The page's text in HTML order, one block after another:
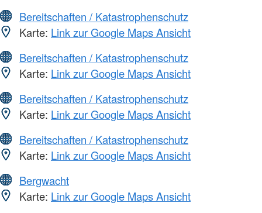
Bereitschaften / Katastrophenschutz
Karte: Link zur Google Maps Ansicht
Bereitschaften / Katastrophenschutz
Karte: Link zur Google Maps Ansicht
Bereitschaften / Katastrophenschutz
Karte: Link zur Google Maps Ansicht
Bereitschaften / Katastrophenschutz
Karte: Link zur Google Maps Ansicht
Bergwacht
Karte: Link zur Google Maps Ansicht